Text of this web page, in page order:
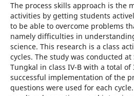
The process skills approach is the
activities by getting students
to be able to overcome problems
namely difficulties in
science. This research is a class
cycles. The study was conducted at
Tungkal in class IV-B with a total
successful implementation of the
questions were used for each